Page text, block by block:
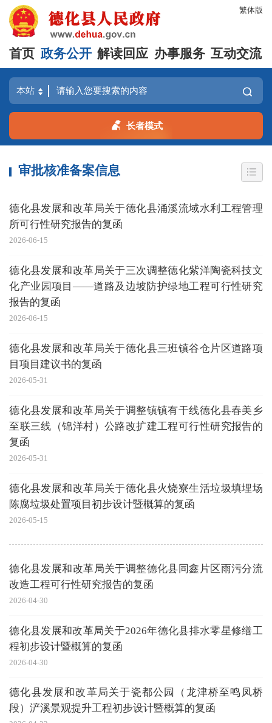
繁体版
首页 政务公开 解读回应 办事服务 互动交流
长者模式
审批核准备案信息
德化县发展和改革局关于德化县涌溪流域水利工程管理
所可行性研究报告的复函
2026-06-15
德化县发展和改革局关于三次调整德化紫洋陶瓷科技文
化产业园项目——道路及边坡防护绿地工程可行性研究
报告的复函
2026-06-15
德化县发展和改革局关于德化县三班镇谷仓片区道路项
目项目建议书的复函
2026-05-31
德化县发展和改革局关于调整镇镇有干线德化县春美乡
至联三线（锦洋村）公路改扩建工程可行性研究报告的
复函
2026-05-31
德化县发展和改革局关于德化县火烧寮生活垃圾填埋场
陈腐垃圾处置项目初步设计暨概算的复函
2026-05-15
德化县发展和改革局关于调整德化县同鑫片区雨污分流
改造工程可行性研究报告的复函
2026-04-30
德化县发展和改革局关于2026年德化县排水零星修缮工
程初步设计暨概算的复函
2026-04-30
德化县发展和改革局关于瓷都公园（龙津桥至鸣凤桥
段）浐溪景观提升工程初步设计暨概算的复函